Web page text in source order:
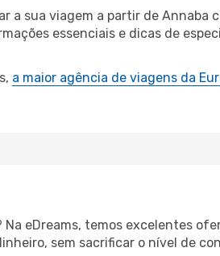
sua viagem a partir de Annaba
essenciais e dicas de
a maior agência de viagens da
eDreams, temos excelentes
sem sacrificar o nível de